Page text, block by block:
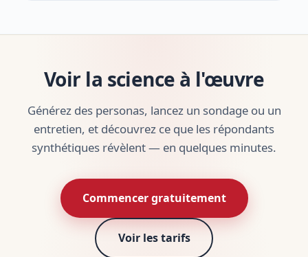
Voir la science à l'œuvre
Générez des personas, lancez un sondage ou un
entretien, et découvrez ce que les répondants
synthétiques révèlent — en quelques minutes.
Commencer gratuitement
Voir les tarifs